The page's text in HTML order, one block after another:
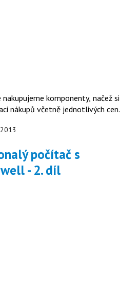
komponenty, načež si
nákupů včetně jednotlivých cen.
- 2. díl